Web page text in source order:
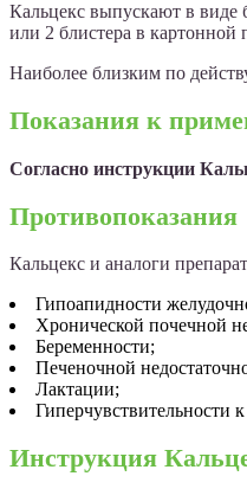
Кальцекс выпускают в виде
или 2 блистера в картонной
Наиболее близким по
Показания к
Согласно инструкции
Противопоказания
Кальцекс и аналоги
Гипоапидности
Хронической почечной
Беременности;
Печеночной
Лактации;
Гиперчувствительности
Инструкция